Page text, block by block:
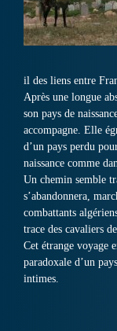
il des liens entre
Après une longue
son pays de
accompagne. Elle
d’un pays perdu
naissance comme
Un chemin semble
s’abandonnera,
combattants
trace des cavaliers
Cet étrange voyage
paradoxale d’un
intimes.